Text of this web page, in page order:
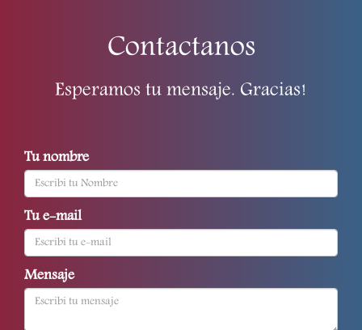
Contactanos
Esperamos tu mensaje. Gracias!
Tu nombre
Tu e-mail
Mensaje